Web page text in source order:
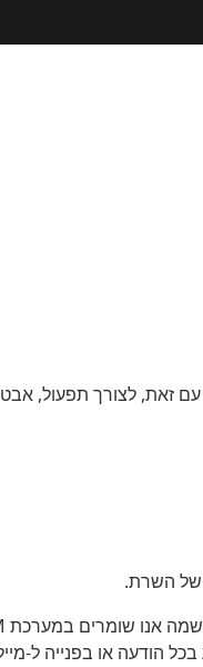
עם זאת, לצורך תפעול,
של השרת.
הודעה או בפנייה ל-